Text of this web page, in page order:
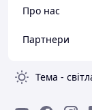
Про нас
Партнери
Тема -